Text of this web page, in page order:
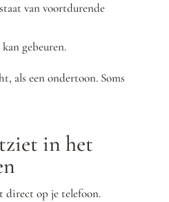
van voortdurende
gebeuren.
als een ondertoon. Soms
in het
direct op je telefoon.